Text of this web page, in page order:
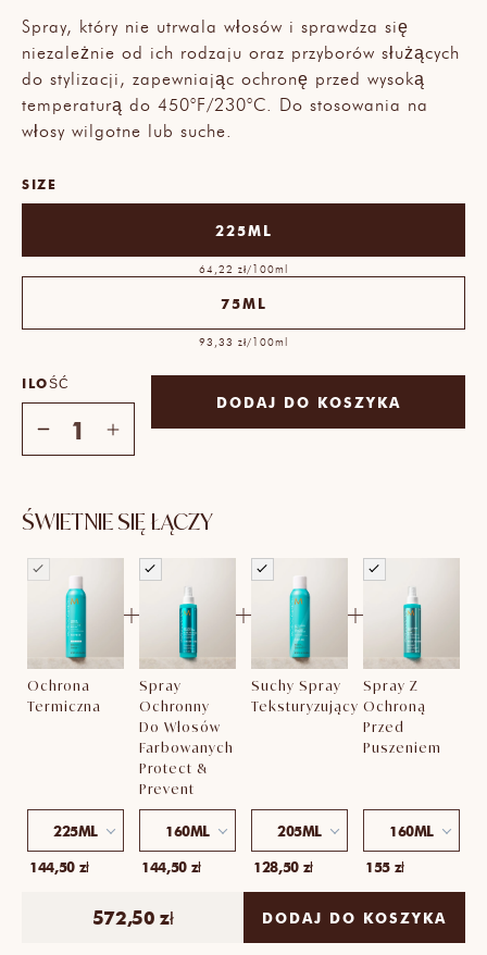
Spray, który nie utrwala włosów i sprawdza się
niezależnie od ich rodzaju oraz przyborów służących
do stylizacji, zapewniając ochronę przed wysoką
temperaturą do 450°F/230°C. Do stosowania na
włosy wilgotne lub suche.
SIZE
225ML
64,22 zł/100ml
75ML
93,33 zł/100ml
ILOŚĆ
Zmniejsz
Ochrona
Zwiększ
Ochrona
DODAJ DO KOSZYKA
ŚWIETNIE SIĘ ŁĄCZY
Ochrona
Termiczna
225ML
144,50 zł
+
Spray
Ochronny
Do Włosów
Farbowanych
Protect &
Prevent
160ML
144,50 zł
+
Suchy Spray
Teksturyzujący
205ML
128,50 zł
+
Spray Z
Ochroną
Przed
Puszeniem
160ML
155 zł
572,50 zł DODAJ DO KOSZYKA